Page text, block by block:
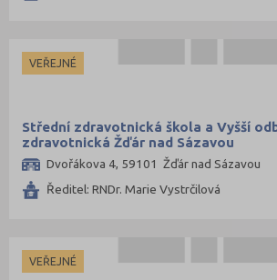
VEŘEJNÉ
Střední zdravotnická škola a Vyšší
zdravotnická Žďár nad Sázavou
Dvořákova 4, 59101 Žďár nad Sázavou
Ředitel: RNDr. Marie Vystrčilová
VEŘEJNÉ